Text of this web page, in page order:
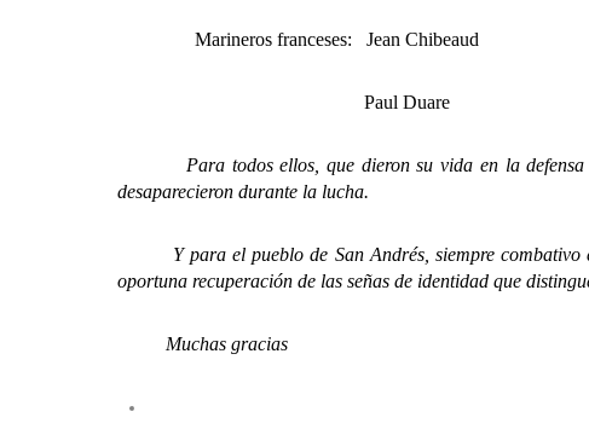
Marineros franceses: Jean Chibeaud
Paul Duare
Para todos ellos, que dieron su vida en la defensa de
desaparecieron durante la lucha.
Y para el pueblo de San Andrés, siempre combativo en
oportuna recuperación de las señas de identidad que
Muchas gracias